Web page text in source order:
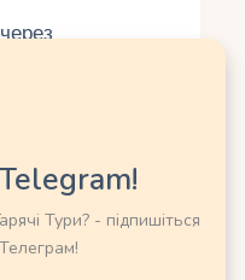
фітнес-
куріння у
Тури? - підпишіться